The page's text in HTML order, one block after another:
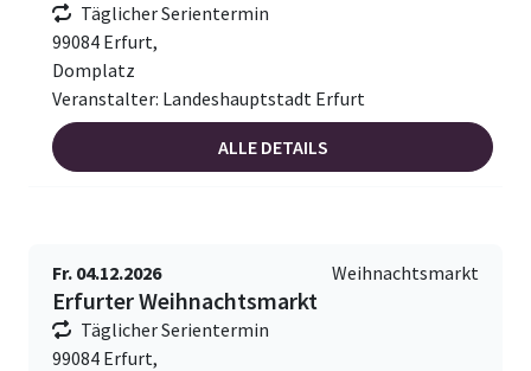
Täglicher Serientermin
99084 Erfurt,
Domplatz
Veranstalter: Landeshauptstadt Erfurt
ALLE DETAILS
Fr. 04.12.2026 Weihnachtsmarkt
Erfurter Weihnachtsmarkt
Täglicher Serientermin
99084 Erfurt,